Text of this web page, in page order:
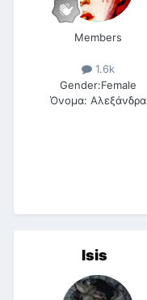
Members
1.6k
Gender:Female
Όνομα: Αλεξάνδρα
Isis